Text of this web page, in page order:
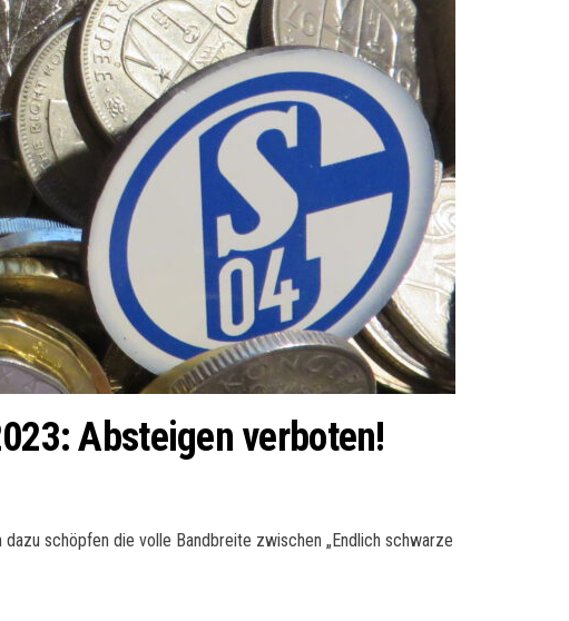
Absteigen verboten!
dazu schöpfen die volle Bandbreite zwischen „Endlich schwarze